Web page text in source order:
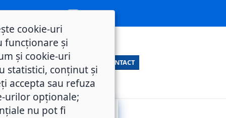
CONTACT
cookie-uri
funcționare și
și cookie-uri
statistici, conținut și
accepta sau refuza
urilor opționale;
nu pot fi